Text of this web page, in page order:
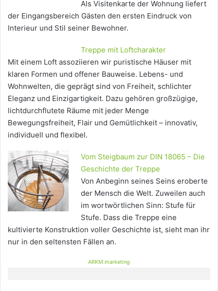
Als Visitenkarte der Wohnung liefert
der Eingangsbereich Gästen den ersten Eindruck von
Interieur und Stil seiner Bewohner.
Treppe mit Loftcharakter
Mit einem Loft assoziieren wir puristische Häuser mit
klaren Formen und offener Bauweise. Lebens- und
Wohnwelten, die geprägt sind von Freiheit, schlichter
Eleganz und Einzigartigkeit. Dazu gehören großzügige,
lichtdurchflutete Räume mit jeder Menge
Bewegungsfreiheit, Flair und Gemütlichkeit – innovativ,
individuell und flexibel.
Vom Steigbaum zur DIN 18065 – Die
Geschichte der Treppe
Von Anbeginn seines Seins eroberte
der Mensch die Welt. Zuweilen auch
im wortwörtlichen Sinn: Stufe für
Stufe. Dass die Treppe eine
kultivierte Konstruktion voller Geschichte ist, sieht man ihr
nur in den seltensten Fällen an.
ARKM.marketing